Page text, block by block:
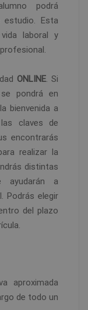
podrá
Esta
laboral y
ONLINE. Si
pondrá en
bienvenida a
claves de
encontrarás
realizar la
distintas
ayudarán a
Podrás elegir
del plazo
aproximada
de todo un